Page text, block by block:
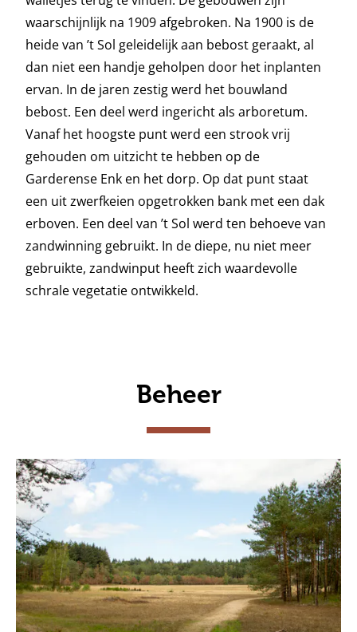
waarschijnlijk na 1909 afgebroken. Na 1900 is de
heide van ’t Sol geleidelijk aan bebost geraakt, al
dan niet een handje geholpen door het inplanten
ervan. In de jaren zestig werd het bouwland
bebost. Een deel werd ingericht als arboretum.
Vanaf het hoogste punt werd een strook vrij
gehouden om uitzicht te hebben op de
Garderense Enk en het dorp. Op dat punt staat
een uit zwerfkeien opgetrokken bank met een dak
erboven. Een deel van ’t Sol werd ten behoeve van
zandwinning gebruikt. In de diepe, nu niet meer
gebruikte, zandwinput heeft zich waardevolle
schrale vegetatie ontwikkeld.
Beheer